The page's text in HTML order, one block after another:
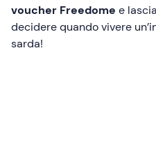
voucher Freedome e
decidere quando vivere
sarda!